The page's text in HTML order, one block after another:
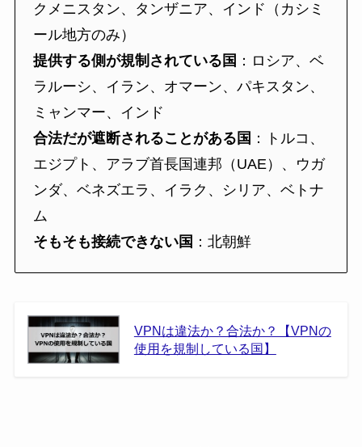
クメニスタン、タンザニア、インド（カシミ
ール地方のみ）
提供する側が規制されている国 ：ロシア、ベ
ラルーシ、イラン、オマーン、パキスタン、
ミャンマー、インド
合法だが遮断されることがある国 ：トルコ、
エジプト、アラブ首長国連邦（UAE）、ウガ
ンダ、ベネズエラ、イラク、シリア、ベトナ
ム
そもそも接続できない国 ：北朝鮮
VPNは違法か？合法か？【VPNの
使用を規制している国】